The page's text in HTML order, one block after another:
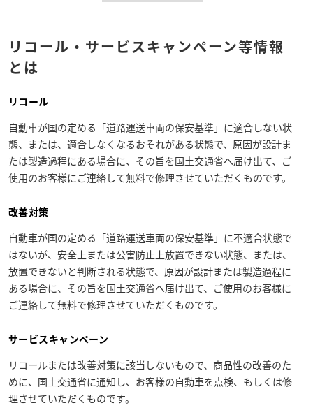
リコール・サービスキャンペーン等情報
とは
リコール
自動車が国の定める「道路運送車両の保安基準」に適合しない状
態、または、適合しなくなるおそれがある状態で、原因が設計ま
たは製造過程にある場合に、その旨を国土交通省へ届け出て、ご
使用のお客様にご連絡して無料で修理させていただくものです。
改善対策
自動車が国の定める「道路運送車両の保安基準」に不適合状態で
はないが、安全上または公害防止上放置できない状態、または、
放置できないと判断される状態で、原因が設計または製造過程に
ある場合に、その旨を国土交通省へ届け出て、ご使用のお客様に
ご連絡して無料で修理させていただくものです。
サービスキャンペーン
リコールまたは改善対策に該当しないもので、商品性の改善のた
めに、国土交通省に通知し、お客様の自動車を点検、もしくは修
理させていただくものです。